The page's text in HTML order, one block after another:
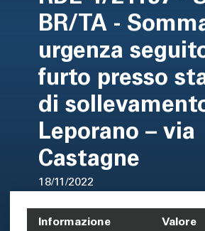
BR/TA -
urgenza
furto presso
di
Leporano – via
Castagne
18/11/2022
Area di testo
Informazione Valore